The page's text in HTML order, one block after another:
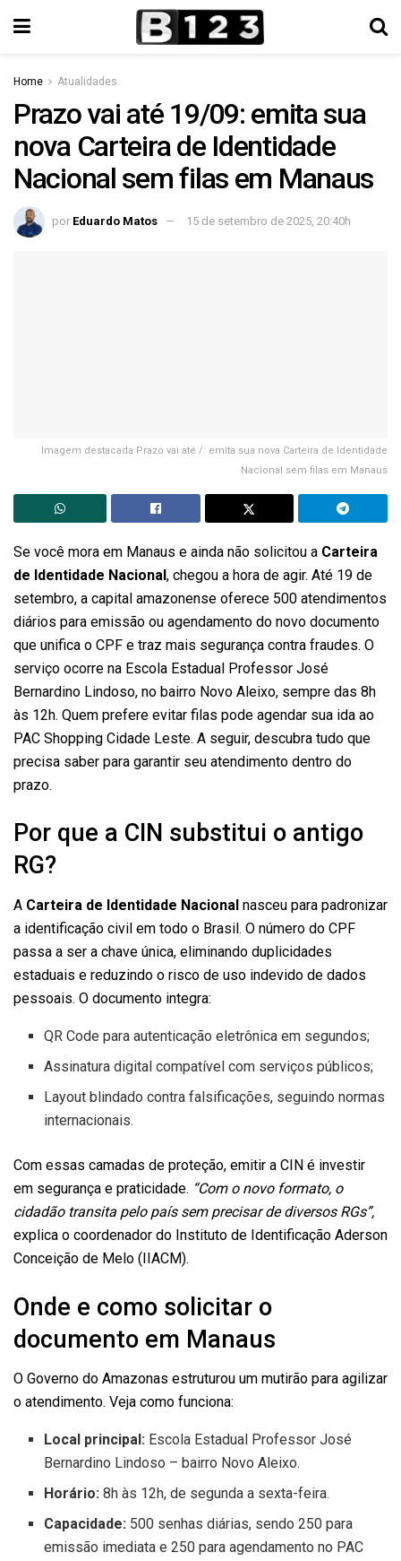
Home Atualidades
Prazo vai até 19/09: emita sua
nova Carteira de Identidade
Nacional sem filas em Manaus
por Eduardo Matos 15 de setembro de 2025, 20:40h
Imagem destacada Prazo vai até /: emita sua nova Carteira de Identidade
Nacional sem filas em Manaus
Se você mora em Manaus e ainda não solicitou a Carteira
de Identidade Nacional, chegou a hora de agir. Até 19 de
setembro, a capital amazonense oferece 500 atendimentos
diários para emissão ou agendamento do novo documento
que unifica o CPF e traz mais segurança contra fraudes. O
serviço ocorre na Escola Estadual Professor José
Bernardino Lindoso, no bairro Novo Aleixo, sempre das 8h
às 12h. Quem prefere evitar filas pode agendar sua ida ao
PAC Shopping Cidade Leste. A seguir, descubra tudo que
precisa saber para garantir seu atendimento dentro do
prazo.
Por que a CIN substitui o antigo
RG?
A Carteira de Identidade Nacional nasceu para padronizar
a identificação civil em todo o Brasil. O número do CPF
passa a ser a chave única, eliminando duplicidades
estaduais e reduzindo o risco de uso indevido de dados
pessoais. O documento integra:
QR Code para autenticação eletrônica em segundos;
Assinatura digital compatível com serviços públicos;
Layout blindado contra falsificações, seguindo normas
internacionais.
Com essas camadas de proteção, emitir a CIN é investir
em segurança e praticidade. “Com o novo formato, o
cidadão transita pelo país sem precisar de diversos RGs”,
explica o coordenador do Instituto de Identificação Aderson
Conceição de Melo (IIACM).
Onde e como solicitar o
documento em Manaus
O Governo do Amazonas estruturou um mutirão para agilizar
o atendimento. Veja como funciona:
Local principal: Escola Estadual Professor José
Bernardino Lindoso – bairro Novo Aleixo.
Horário: 8h às 12h, de segunda a sexta-feira.
Capacidade: 500 senhas diárias, sendo 250 para
emissão imediata e 250 para agendamento no PAC